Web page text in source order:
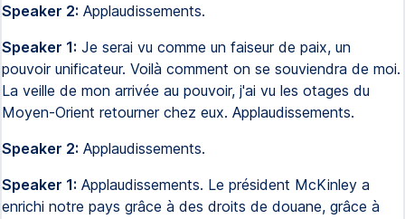
Speaker 2: Applaudissements.
Speaker 1: Je serai vu comme un faiseur de paix, un
pouvoir unificateur. Voilà comment on se souviendra de moi.
La veille de mon arrivée au pouvoir, j'ai vu les otages du
Moyen-Orient retourner chez eux. Applaudissements.
Speaker 2: Applaudissements.
Speaker 1: Applaudissements. Le président McKinley a
enrichi notre pays grâce à des droits de douane, grâce à